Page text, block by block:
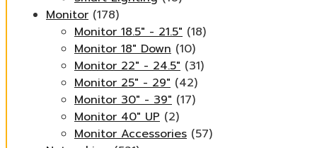
Monitor (178)
Monitor 18.5" - 21.5" (18)
Monitor 18" Down (10)
Monitor 22" - 24.5" (31)
Monitor 25" - 29" (42)
Monitor 30" - 39" (17)
Monitor 40" UP (2)
Monitor Accessories (57)